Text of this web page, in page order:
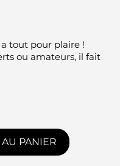
tout pour plaire !
ou amateurs, il fait
PANIER